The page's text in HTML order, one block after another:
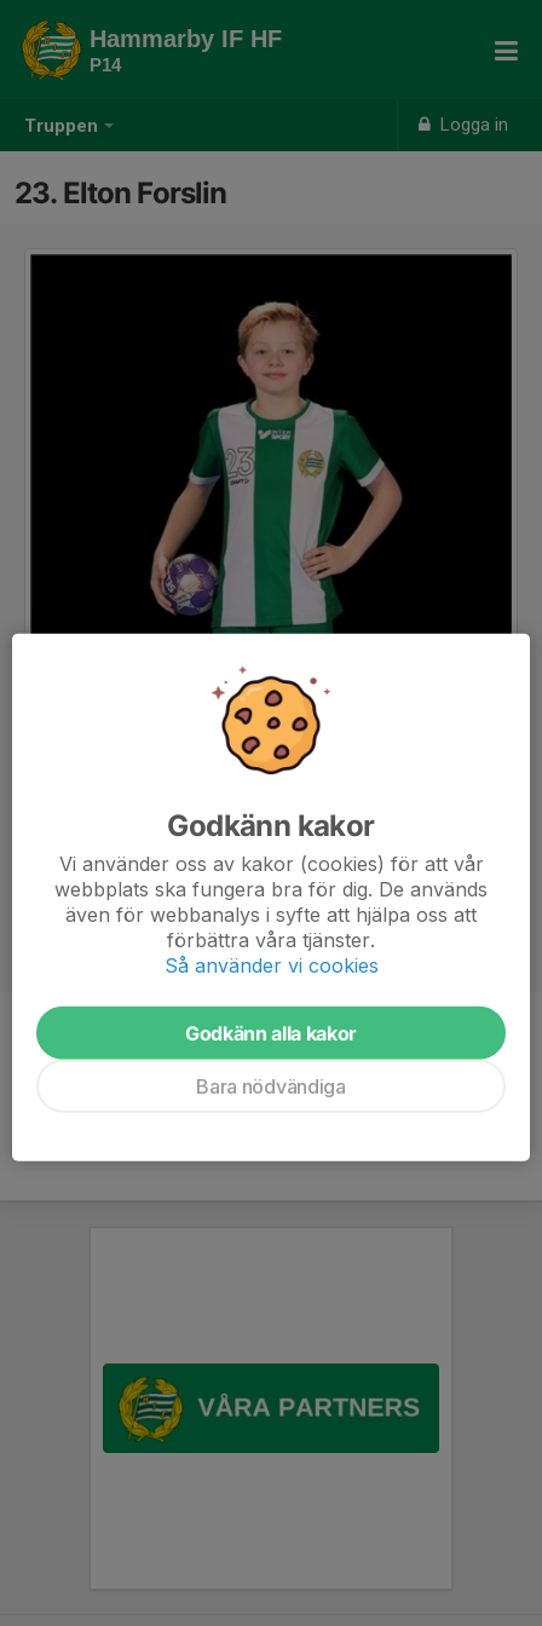
Truppen Logga in
Hammarby IF HF
P14
23. Elton Forslin
Ålder 12 år
Godkänn kakor
Vi använder oss av kakor (cookies) för att vår
webbplats ska fungera bra för dig. De används
även för webbanalys i syfte att hjälpa oss att
förbättra våra tjänster.
Så använder vi cookies
Godkänn alla kakor
Bara nödvändiga